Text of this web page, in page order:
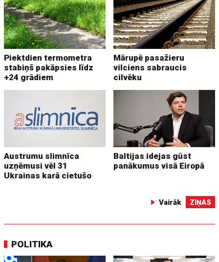
Piektdien termometra
stabiņš pakāpsies līdz
+24 grādiem
Mārupē pasažieru
vilciens sabraucis
cilvēku
Austrumu slimnīca
uzņēmusi vēl 31
Ukrainas karā cietušo
Baltijas idejas gūst
panākumus visā Eiropā
Vairāk ZIŅAS
POLITIKA